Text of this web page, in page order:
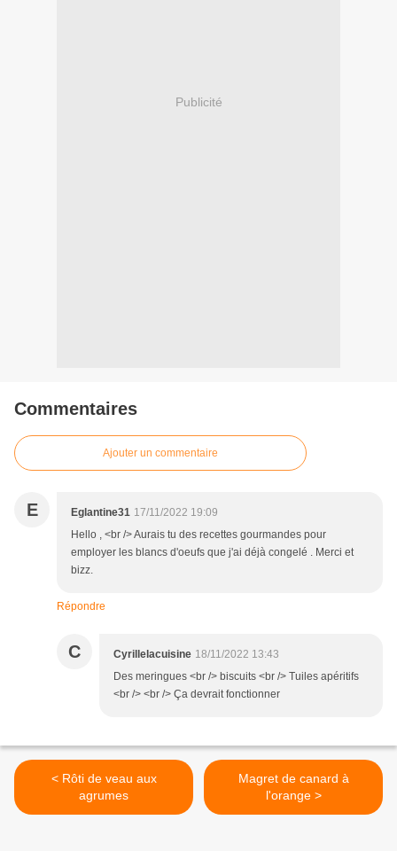
Publicité
Commentaires
Ajouter un commentaire
E Eglantine31 17/11/2022 19:09
Hello , <br /> Aurais tu des recettes gourmandes pour
employer les blancs d'oeufs que j'ai déjà congelé . Merci et
bizz.
Répondre
C Cyrillelacuisine 18/11/2022 13:43
Des meringues <br /> biscuits <br /> Tuiles apéritifs
<br /> <br /> Ça devrait fonctionner
< Rôti de veau aux
agrumes
Magret de canard à
l'orange >